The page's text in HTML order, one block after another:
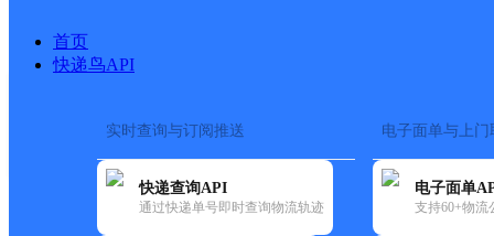
首页
快递鸟API
实时查询与订阅推送
快递查询API
通过快递单号即时查询物流轨迹
电子面单与上门
电子面单
支持60+物流
快递大全> 快递网